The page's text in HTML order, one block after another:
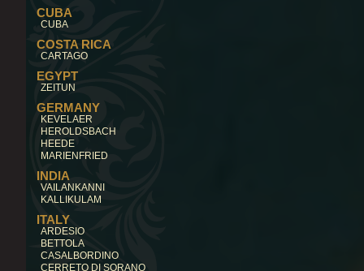
CUBA
CUBA
COSTA RICA
CARTAGO
EGYPT
ZEITUN
GERMANY
KEVELAER
HEROLDSBACH
HEEDE
MARIENFRIED
INDIA
VAILANKANNI
KALLIKULAM
ITALY
ARDESIO
BETTOLA
CASALBORDINO
CERRETO DI SORANO